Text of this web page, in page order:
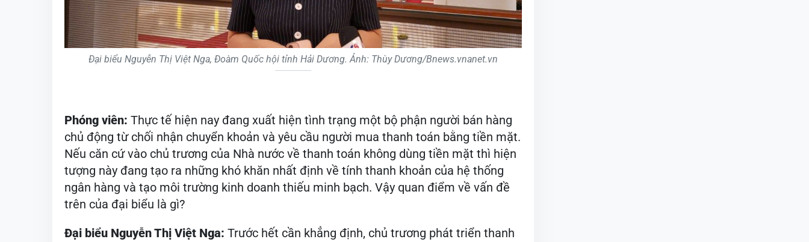
Đại biểu Nguyễn Thị Việt Nga, Đoàm Quốc hội tỉnh Hải Dương. Ảnh: Thùy Dương/Bnews.vnanet.vn
Phóng viên: Thực tế hiện nay đang xuất hiện tình trạng một bộ phận người bán hàng
chủ động từ chối nhận chuyển khoản và yêu cầu người mua thanh toán bằng tiền mặt.
Nếu căn cứ vào chủ trương của Nhà nước về thanh toán không dùng tiền mặt thì hiện
tượng này đang tạo ra những khó khăn nhất định về tính thanh khoản của hệ thống
ngân hàng và tạo môi trường kinh doanh thiếu minh bạch. Vậy quan điểm về vấn đề
trên của đại biểu là gì?
Đại biểu Nguyễn Thị Việt Nga: Trước hết cần khẳng định, chủ trương phát triển thanh